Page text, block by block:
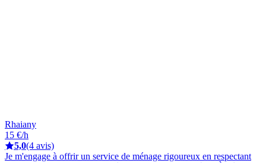
Rhaiany
15 €/h
5,0(4 avis)
Je m'engage à offrir un service de ménage rigoureux en respectant